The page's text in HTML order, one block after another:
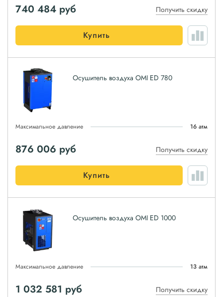
740 484 руб Получить скидку
Купить
Осушитель воздуха OMI ED 780
Максимальное давление 16 атм
876 006 руб Получить скидку
Купить
Осушитель воздуха OMI ED 1000
Максимальное давление 13 атм
1 032 581 руб Получить скидку